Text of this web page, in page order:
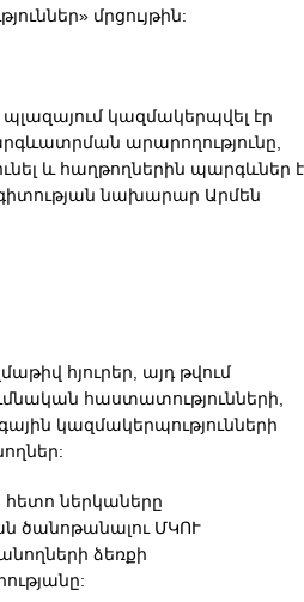
մրցույթին:
պլազայում կազմակերպվել էր
արարողությունը,
և հաղթողներին պարգևներ է
գիտության նախարար Արմեն
հյուրեր, այդ թվում
հաստատությունների,
կազմակերպությունների
ներկաները
ծանոթանալու ՄԿՈՒ
ձեռքի